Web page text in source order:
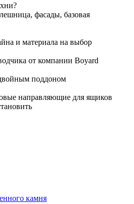
фасады, базовая
и материала на выбор
от компании Boyard
поддоном
направляющие для ящиков
камня